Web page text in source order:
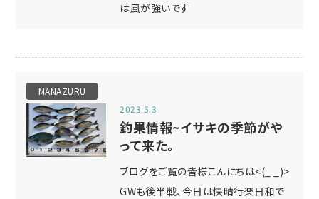
は風が強いです
MANAZURU
2023.5.3
釣果情報~イサキの季節がや
って来た。
ブログをご覧の皆様こんにちは<(_ _)>
GWも後半戦、今日は快晴行楽日和で